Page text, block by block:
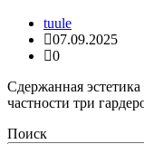
tuule
07.09.2025
0
Сдержанная
частности три
Поиск